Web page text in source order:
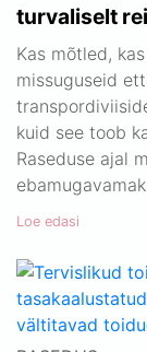
turvaliselt
Kas mõtled,
missuguseid
kuid see toob
Raseduse ajal
Loe edasi